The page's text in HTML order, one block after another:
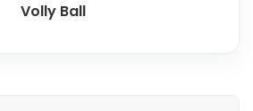
Volly Ball